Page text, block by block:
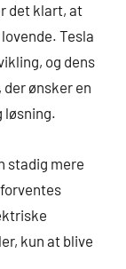
det klart, at
Tesla
og dens
ønsker en
løsning.
stadig mere
kun at blive